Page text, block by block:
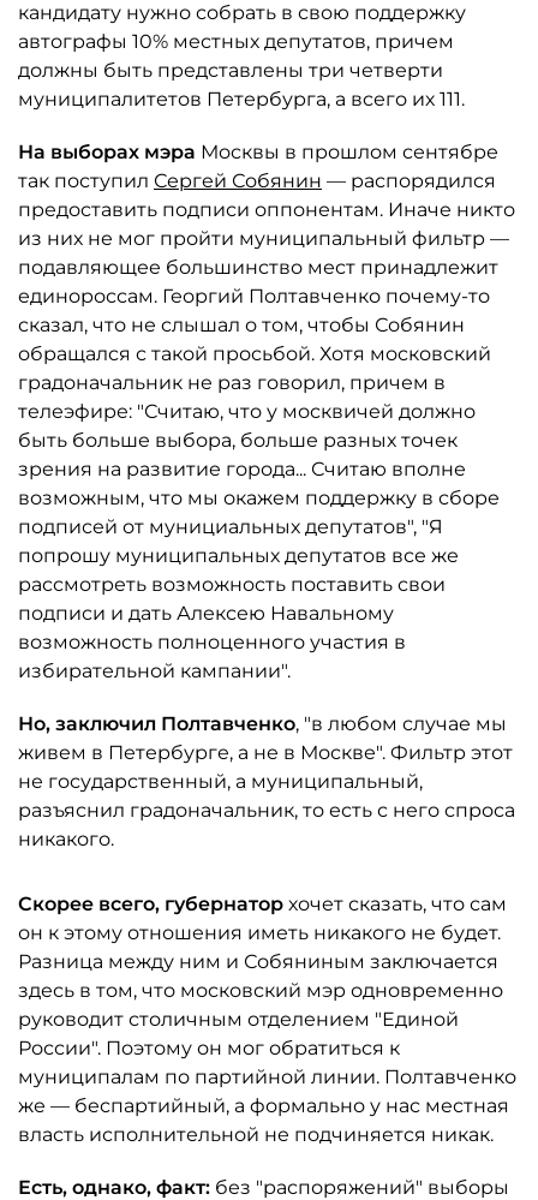
кандидату нужно собрать в свою поддержку
автографы 10% местных депутатов, причем
должны быть представлены три четверти
муниципалитетов Петербурга, а всего их 111.
На выборах мэра Москвы в прошлом сентябре
так поступил Сергей Собянин — распорядился
предоставить подписи оппонентам. Иначе никто
из них не мог пройти муниципальный фильтр —
подавляющее большинство мест принадлежит
единороссам. Георгий Полтавченко почему-то
сказал, что не слышал о том, чтобы Собянин
обращался с такой просьбой. Хотя московский
градоначальник не раз говорил, причем в
телеэфире: "Считаю, что у москвичей должно
быть больше выбора, больше разных точек
зрения на развитие города... Считаю вполне
возможным, что мы окажем поддержку в сборе
подписей от мунициальных депутатов", "Я
попрошу муниципальных депутатов все же
рассмотреть возможность поставить свои
подписи и дать Алексею Навальному
возможность полноценного участия в
избирательной кампании".
Но, заключил Полтавченко, "в любом случае мы
живем в Петербурге, а не в Москве". Фильтр этот
не государственный, а муниципальный,
разъяснил градоначальник, то есть с него спроса
никакого.
Скорее всего, губернатор хочет сказать, что сам
он к этому отношения иметь никакого не будет.
Разница между ним и Собяниным заключается
здесь в том, что московский мэр одновременно
руководит столичным отделением "Единой
России". Поэтому он мог обратиться к
муниципалам по партийной линии. Полтавченко
же — беспартийный, а формально у нас местная
власть исполнительной не подчиняется никак.
Есть, однако, факт: без "распоряжений" выборы